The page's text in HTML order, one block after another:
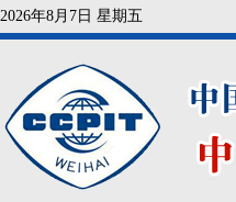
2026年8月7日 星期五